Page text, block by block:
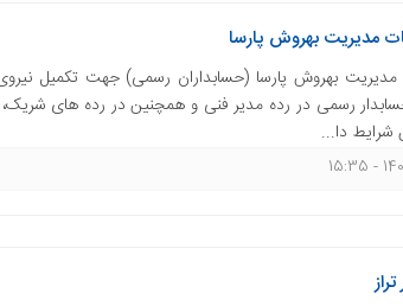
مدیریت بهروش پارسا
بهروش پارسا (حسابداران رسمی) جهت تکمیل نیروی
رسمی در رده مدیر فنی و همچنین در رده های
دا...